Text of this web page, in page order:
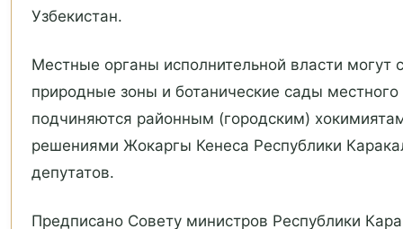
Узбекистан.
Местные органы исполнительной власти
природные зоны и ботанические сады
подчиняются районным (городским)
решениями Жокаргы Кенеса Республики
депутатов.
Предписано Совету министров Республики